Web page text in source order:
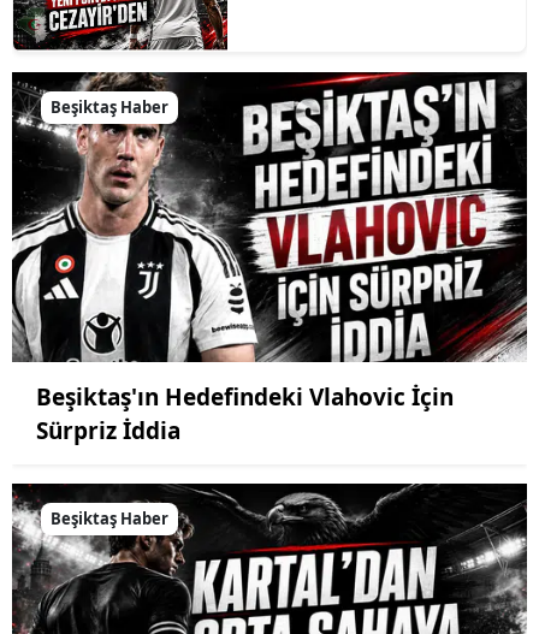
Beşiktaş Haber
Beşiktaş'ın Hedefindeki Vlahovic İçin
Sürpriz İddia
Beşiktaş Haber